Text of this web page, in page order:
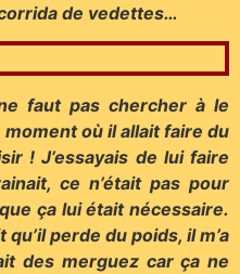
de vedettes…
faut pas chercher à le
où il allait faire du
! J’essayais de lui faire
ce n’était pas pour
ça lui était nécessaire.
qu’il perde du poids, il m’a
des merguez car ça ne